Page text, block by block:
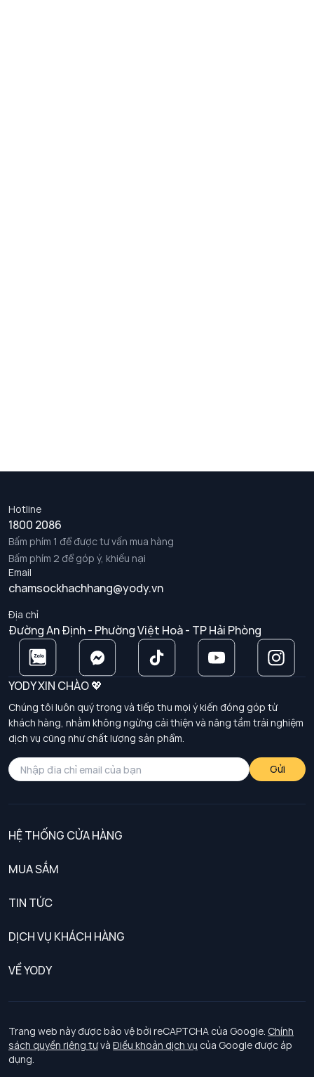
Hotline
1800 2086
Bấm phím 1 để được tư vấn mua hàng
Bấm phím 2 để góp ý, khiếu nại
Email
chamsockhachhang@yody.vn
Địa chỉ
Đường An Định - Phường Việt Hoà - TP Hải Phòng
YODY XIN CHÀO 💖
Chúng tôi luôn quý trọng và tiếp thu mọi ý kiến đóng góp từ
khách hàng, nhằm không ngừng cải thiện và nâng tầm trải nghiệm
dịch vụ cũng như chất lượng sản phẩm.
Gửi
HỆ THỐNG CỬA HÀNG
MUA SẮM
TIN TỨC
DỊCH VỤ KHÁCH HÀNG
Chính sách khách hàng thân thiết
Chính sách bảo vệ dữ liệu cá nhân
Chính sách thanh toán, giao nhận
VỀ YODY
Tuyển dụng
Trang web này được bảo vệ bởi reCAPTCHA của Google. Chính
sách quyền riêng tưvà Điều khoản dịch vụ của Google được áp
dụng.